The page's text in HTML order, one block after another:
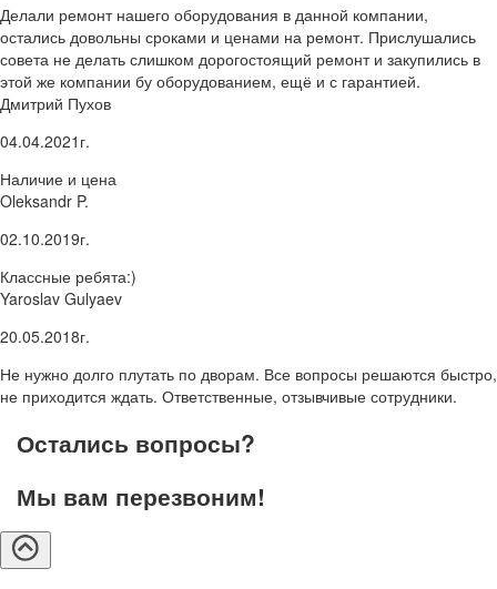
Делали ремонт нашего оборудования в данной компании,
остались довольны сроками и ценами на ремонт. Прислушались
совета не делать слишком дорогостоящий ремонт и закупились в
этой же компании бу оборудованием, ещё и с гарантией.
Дмитрий Пухов
04.04.2021г.
Наличие и цена
Oleksandr P.
02.10.2019г.
Классные ребята:)
Yaroslav Gulyaev
20.05.2018г.
Не нужно долго плутать по дворам. Все вопросы решаются быстро,
не приходится ждать. Ответственные, отзывчивые сотрудники.
Остались вопросы?
Мы вам перезвоним!